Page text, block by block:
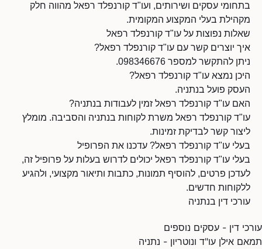
בתחומי עסקים ושירותים, ועו"ד קורנפלד רפאל מהווה חלק
מקהילת בעלי המקצוע המקומית.
שאלות נפוצות על עו"ד קורנפלד רפאל
איך יוצרים קשר עם עו"ד קורנפלד רפאל?
ניתן להתקשר למספר 098346676.
היכן נמצא עו"ד קורנפלד רפאל?
העסק פועל בנתניה.
האם עו"ד קורנפלד רפאל זמין לעבודות בנתניה?
עו"ד קורנפלד רפאל משרת לקוחות בנתניה והסביבה. מומלץ
ליצור קשר לבדיקת זמינות.
בעלי עו"ד קורנפלד רפאל? עדכנו את הפרופיל
בעלי עו"ד קורנפלד רפאל יכולים לדרוש בעלות על פרופיל זה,
לעדכן פרטים, להוסיף תמונות, כתבות ותיאור מקצועי, ולהגיע
ללקוחות חדשים.
עורכי דין בנתניה
עורכי דין - עסקים נוספים
תמאם אילן עו"ד ונוטריון - נתניה